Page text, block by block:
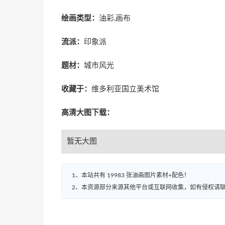
绘画类型： 油彩,画布
流派： 印象派
题材： 城市风光
收藏于： 维多利亚国立美术馆
高清大图下载：
暂无大图
1、本站共有 19983 张油画图片素材+配色！
2、本资源部分来源其他平台或互联网收集，如有侵权请